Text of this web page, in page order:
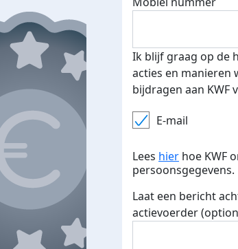
Ik blijf graag op de
acties en manieren
bijdragen aan KWF
E-mail
Lees hier hoe KWF
persoonsgegevens.
Laat een bericht
actievoerder